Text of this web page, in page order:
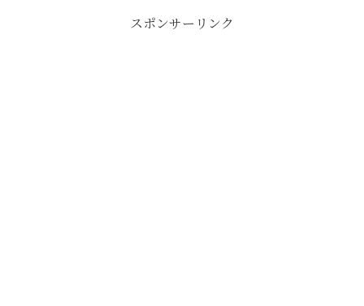
スポンサーリンク